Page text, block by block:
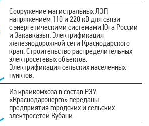
Сооружение магистральных ЛЭП
напряжением 110 и 220 кВ для связи
с энергетическими системами Юга России
и Закавказья. Электрификация
железнодорожной сети Краснодарского
края. Строительство распределительных
электросетевых объектов.
Электрификация сельских населенных
пунктов.
Из крайкомхоза в состав РЭУ
«Краснодарэнерго» переданы
предприятия городских и сельских
электросетей Кубани.